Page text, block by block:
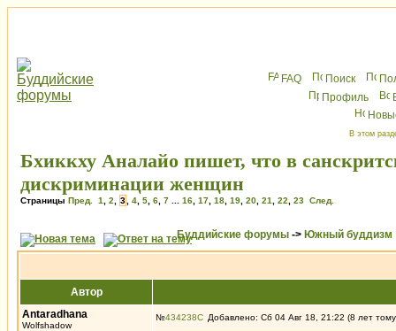
FAQ Поиск
Профиль
В этом
Бхиккху Аналайо пишет, что в
дискриминации женщин
Страницы Пред. 1 2 3 4 5 6 7 16 17 18 19 20 21 22 23 След.
Буддийские форумы -> Южный буддизм
Автор
Antaradhana
Wolfshadow
№434238 Добавлено: Сб 04 Авг 18, 21:22 (8 лет